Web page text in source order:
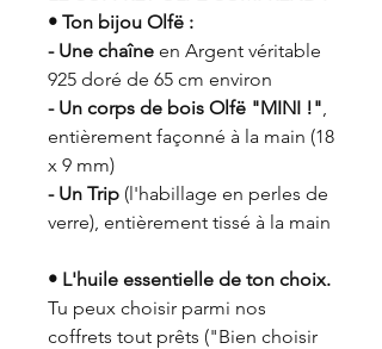
• Ton bijou Olfë :
- Une chaîne en Argent véritable
925 doré de 65 cm environ
- Un corps de bois Olfë "MINI !"
entièrement façonné à la main (18
x 9 mm)
- Un Trip (l'habillage en perles de
verre), entièrement tissé à la main
• L'huile essentielle de ton choix.
Tu peux choisir parmi nos
coffrets tout prêts ("Bien choisir